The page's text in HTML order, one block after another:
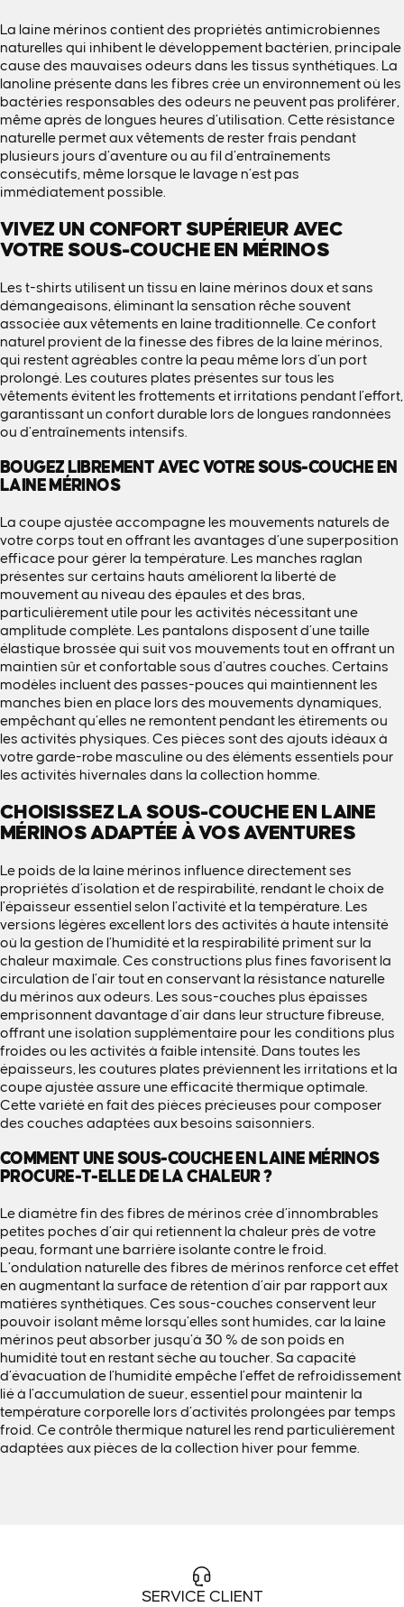
La laine mérinos contient des propriétés antimicrobiennes
naturelles qui inhibent le développement bactérien, principale
cause des mauvaises odeurs dans les tissus synthétiques. La
lanoline présente dans les fibres crée un environnement où les
bactéries responsables des odeurs ne peuvent pas proliférer,
même après de longues heures d’utilisation. Cette résistance
naturelle permet aux vêtements de rester frais pendant
plusieurs jours d’aventure ou au fil d’entraînements
consécutifs, même lorsque le lavage n’est pas
immédiatement possible.
VIVEZ UN CONFORT SUPÉRIEUR AVEC
VOTRE SOUS-COUCHE EN MÉRINOS
Les t-shirts utilisent un tissu en laine mérinos doux et sans
démangeaisons, éliminant la sensation rêche souvent
associée aux vêtements en laine traditionnelle. Ce confort
naturel provient de la finesse des fibres de la laine mérinos,
qui restent agréables contre la peau même lors d’un port
prolongé. Les coutures plates présentes sur tous les
vêtements évitent les frottements et irritations pendant l’effort,
garantissant un confort durable lors de longues randonnées
ou d’entraînements intensifs.
BOUGEZ LIBREMENT AVEC VOTRE SOUS-COUCHE EN
LAINE MÉRINOS
La coupe ajustée accompagne les mouvements naturels de
votre corps tout en offrant les avantages d’une superposition
efficace pour gérer la température. Les manches raglan
présentes sur certains hauts améliorent la liberté de
mouvement au niveau des épaules et des bras,
particulièrement utile pour les activités nécessitant une
amplitude complète. Les pantalons disposent d’une taille
élastique brossée qui suit vos mouvements tout en offrant un
maintien sûr et confortable sous d’autres couches. Certains
modèles incluent des passes-pouces qui maintiennent les
manches bien en place lors des mouvements dynamiques,
empêchant qu’elles ne remontent pendant les étirements ou
les activités physiques. Ces pièces sont des ajouts idéaux à
votre garde-robe masculine ou des éléments essentiels pour
les activités hivernales dans la collection homme.
CHOISISSEZ LA SOUS-COUCHE EN LAINE
MÉRINOS ADAPTÉE À VOS AVENTURES
Le poids de la laine mérinos influence directement ses
propriétés d’isolation et de respirabilité, rendant le choix de
l’épaisseur essentiel selon l’activité et la température. Les
versions légères excellent lors des activités à haute intensité
où la gestion de l’humidité et la respirabilité priment sur la
chaleur maximale. Ces constructions plus fines favorisent la
circulation de l’air tout en conservant la résistance naturelle
du mérinos aux odeurs. Les sous-couches plus épaisses
emprisonnent davantage d’air dans leur structure fibreuse,
offrant une isolation supplémentaire pour les conditions plus
froides ou les activités à faible intensité. Dans toutes les
épaisseurs, les coutures plates préviennent les irritations et la
coupe ajustée assure une efficacité thermique optimale.
Cette variété en fait des pièces précieuses pour composer
des couches adaptées aux besoins saisonniers.
COMMENT UNE SOUS-COUCHE EN LAINE MÉRINOS
PROCURE-T-ELLE DE LA CHALEUR ?
Le diamètre fin des fibres de mérinos crée d’innombrables
petites poches d’air qui retiennent la chaleur près de votre
peau, formant une barrière isolante contre le froid.
L’ondulation naturelle des fibres de mérinos renforce cet effet
en augmentant la surface de rétention d’air par rapport aux
matières synthétiques. Ces sous-couches conservent leur
pouvoir isolant même lorsqu’elles sont humides, car la laine
mérinos peut absorber jusqu’à 30 % de son poids en
humidité tout en restant sèche au toucher. Sa capacité
d’évacuation de l’humidité empêche l’effet de refroidissement
lié à l’accumulation de sueur, essentiel pour maintenir la
température corporelle lors d’activités prolongées par temps
froid. Ce contrôle thermique naturel les rend particulièrement
adaptées aux pièces de la collection hiver pour femme.
SERVICE CLIENT